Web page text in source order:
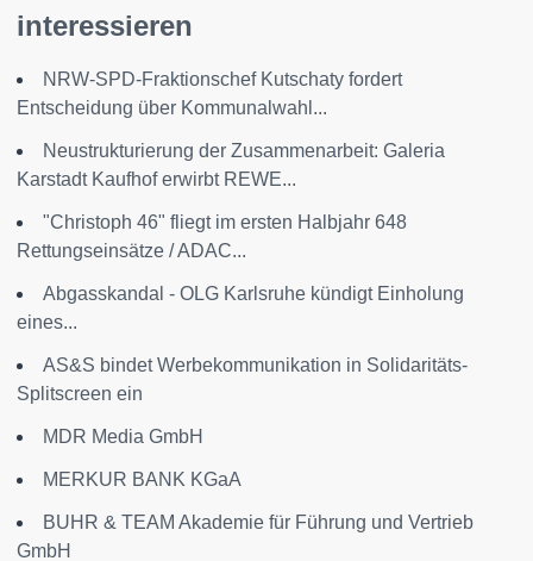
interessieren
NRW-SPD-Fraktionschef Kutschaty fordert
Entscheidung über Kommunalwahl...
Neustrukturierung der Zusammenarbeit: Galeria
Karstadt Kaufhof erwirbt REWE...
"Christoph 46" fliegt im ersten Halbjahr 648
Rettungseinsätze / ADAC...
Abgasskandal - OLG Karlsruhe kündigt Einholung
eines...
AS&S bindet Werbekommunikation in Solidaritäts-
Splitscreen ein
MDR Media GmbH
MERKUR BANK KGaA
BUHR & TEAM Akademie für Führung und Vertrieb
GmbH